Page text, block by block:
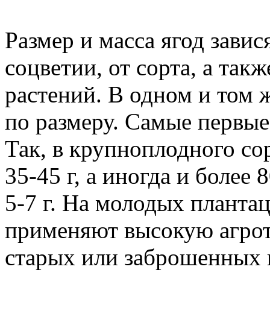
Размер и масса ягод
соцветии, от сорта, а
растений. В одном и том
по размеру. Самые
Так, в крупноплодного
35-45 г, а иногда и
5-7 г. На молодых
применяют высокую
старых или заброшенных